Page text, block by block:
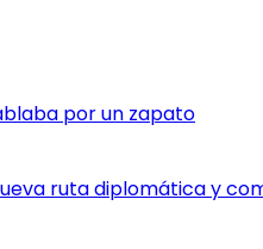
por un zapato
ruta diplomática y